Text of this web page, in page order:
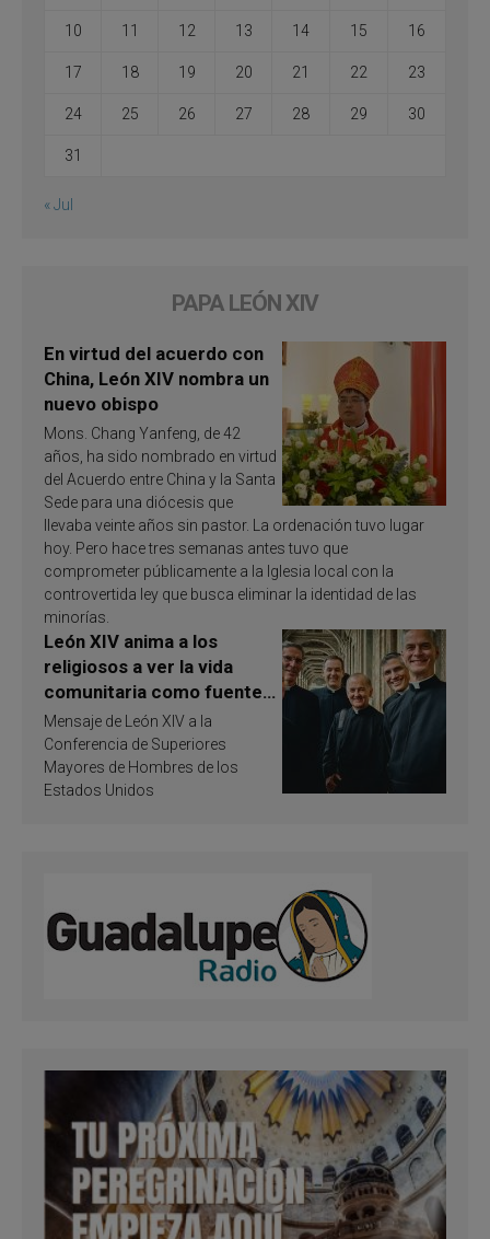
10 11 12 13 14 15 16
17 18 19 20 21 22 23
24 25 26 27 28 29 30
31
« Jul
PAPA LEÓN XIV
En virtud del acuerdo con
China, León XIV nombra un
nuevo obispo
Mons. Chang Yanfeng, de 42
años, ha sido nombrado en virtud
del Acuerdo entre China y la Santa
Sede para una diócesis que
llevaba veinte años sin pastor. La ordenación tuvo lugar
hoy. Pero hace tres semanas antes tuvo que
comprometer públicamente a la Iglesia local con la
controvertida ley que busca eliminar la identidad de las
minorías.
León XIV anima a los
religiosos a ver la vida
comunitaria como fuente
de inspiración y
santificación
Mensaje de León XIV a la
Conferencia de Superiores
Mayores de Hombres de los
Estados Unidos